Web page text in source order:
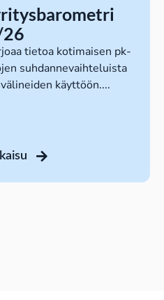
tietoa kotimaisen pk-
suhdannevaihteluista
käyttöön....